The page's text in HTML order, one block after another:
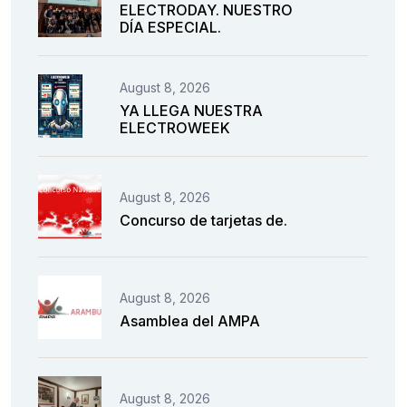
ELECTRODAY. NUESTRO
DÍA ESPECIAL.
August 8, 2026
YA LLEGA NUESTRA
ELECTROWEEK
August 8, 2026
Concurso de tarjetas de.
August 8, 2026
Asamblea del AMPA
August 8, 2026